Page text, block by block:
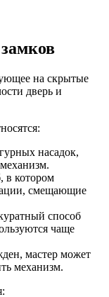
на скрытые
дверь и
насадок,
в котором
смещающие
способ
чаще
мастер может
механизм.